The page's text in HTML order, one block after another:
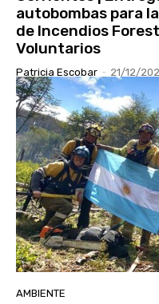
autobombas para
de Incendios
Voluntarios
Patricia Escobar - 21/12/
AMBIENTE